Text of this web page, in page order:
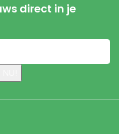
direct in je